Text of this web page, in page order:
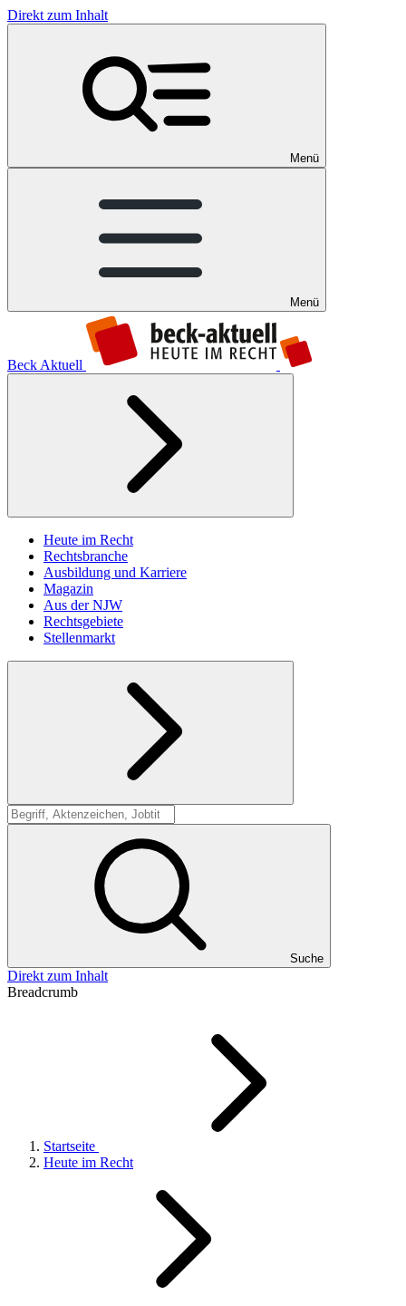
Direkt zum Inhalt
Menü
Menü
Beck Aktuell
Heute im Recht
Rechtsbranche
Ausbildung und Karriere
Magazin
Aus der NJW
Rechtsgebiete
Stellenmarkt
Suche
Suche
Direkt zum Inhalt
Breadcrumb
Startseite
Heute im Recht